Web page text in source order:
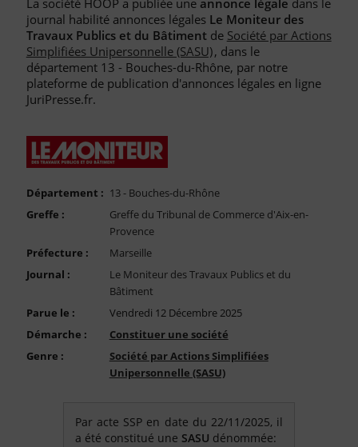
Départements pour la Publication d'Annonces Légales
Liste des Greffes
Liste des CCI
Le Blog pour les Entreprises
Nous Contacter
Compte PRO
journal habilité annonces légales Le Moniteur des
Travaux Publics et du Bâtimentde Société par Actions
Simplifiées Unipersonnelle (SASU), dans le
département 13 - Bouches-du-Rhône, par notre
plateforme de publication d'annonces légales en ligne
JuriPresse.fr.
Département : 13 - Bouches-du-Rhône
Greffe :
Greffe du Tribunal de Commerce d'Aix-en-
Provence
Préfecture :
Marseille
Journal :
Le Moniteur des Travaux Publics et du
Bâtiment
Parue le :
Vendredi 12 Décembre 2025
Démarche :
Constituer une société
Genre :
Société par Actions Simplifiées
Unipersonnelle (SASU)
Par acte SSP en date du 22/11/2025, il
a été constitué une SASU dénommée: